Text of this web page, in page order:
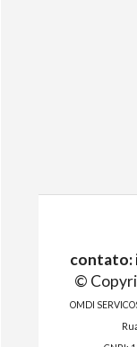
contato:
©
OMDI